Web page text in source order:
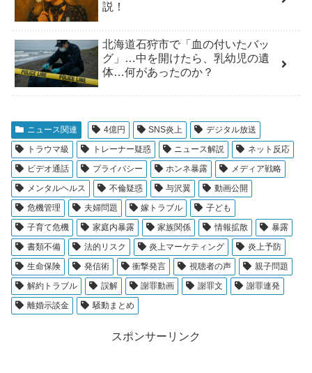
説！
北海道石狩市で「血の付いたバッ
グ」…中を開けたら、乳幼児の遺
体…何があったのか？
ニュース関連 4億円 SNS炎上
デジタル放送
トラウマ級
トレーナー疑惑 ニュース解説
ネット反応
ビデオ通話
プライバシー ホンネ暴露
メディア戦略
メンタルヘルス
不倫疑惑 与沢翼
動画公開
危機管理
夫婦問題 嫁トラブル
子ども
子育て危機
家庭内暴露 家族関係 情報拡散
暴露
書類不備
法的リスク 炎上マーケティング
炎上予防
生命保険
発信術 衝撃発言 視聴者の声
親子問題
解約トラブル
誤解 謝罪動画 謝罪文
謝罪連発
離婚示談金
騒動まとめ
スポンサーリンク